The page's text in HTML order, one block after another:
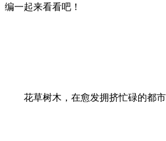
编一起来看看吧！
花草树木，在愈发拥挤忙碌的都市